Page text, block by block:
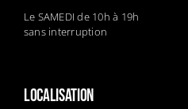
Le SAMEDI de 10h à 19h
sans interruption
LOCALISATION